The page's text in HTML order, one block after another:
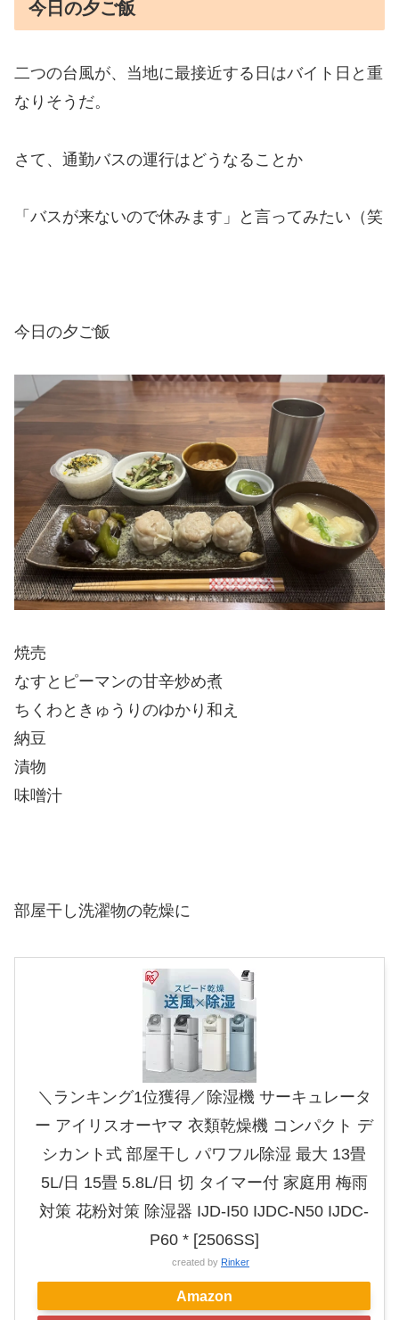
今日の夕ご飯
二つの台風が、当地に最接近する日はバイト日と重
なりそうだ。
さて、通勤バスの運行はどうなることか
「バスが来ないので休みます」と言ってみたい（笑
今日の夕ご飯
焼売
なすとピーマンの甘辛炒め煮
ちくわときゅうりのゆかり和え
納豆
漬物
味噌汁
部屋干し洗濯物の乾燥に
＼ランキング1位獲得／除湿機 サーキュレータ
ー アイリスオーヤマ 衣類乾燥機 コンパクト デ
シカント式 部屋干し パワフル除湿 最大 13畳
5L/日 15畳 5.8L/日 切 タイマー付 家庭用 梅雨
対策 花粉対策 除湿器 IJD-I50 IJDC-N50 IJDC-
P60 * [2506SS]
created by Rinker
Amazon